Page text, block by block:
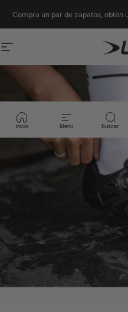
Compra un par de zapatos, obtén
Navegación Lake
Inicio Menú Buscar